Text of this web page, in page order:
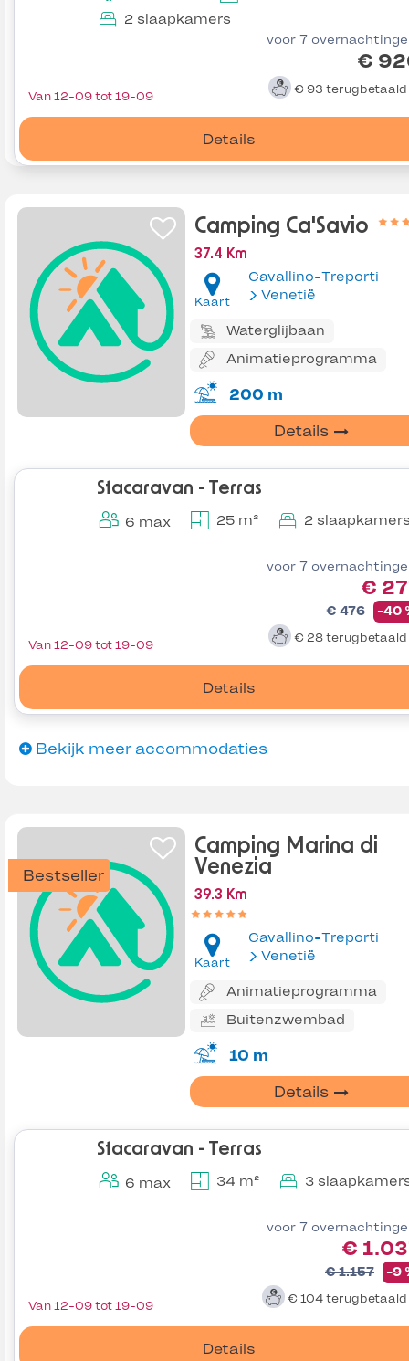
2 slaapkamers
voor 7
€
€ 93 terugbetaald
Details
Van 12-09 tot 19-09
Camping Ca'Savio
37.4 Km
Kaart
Cavallino-Treporti
Venetië
Waterglijbaan
Animatieprogramma
200 m
Details
Stacaravan - Terras
6 max 25 m² 2
voor 7
€
€ 476 -40
€ 28 terugbetaald
Details
Van 12-09 tot 19-09
Bekijk meer accommodaties
Bestseller
Camping Marina di
Venezia
39.3 Km
Kaart
Cavallino-Treporti
Venetië
Animatieprogramma
Buitenzwembad
10 m
Details
Stacaravan - Terras
6 max 34 m² 3
voor 7
€
€ 1.157 -9
€ 104 terugbetaald
Details
Van 12-09 tot 19-09